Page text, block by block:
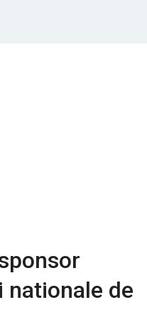
nationale de